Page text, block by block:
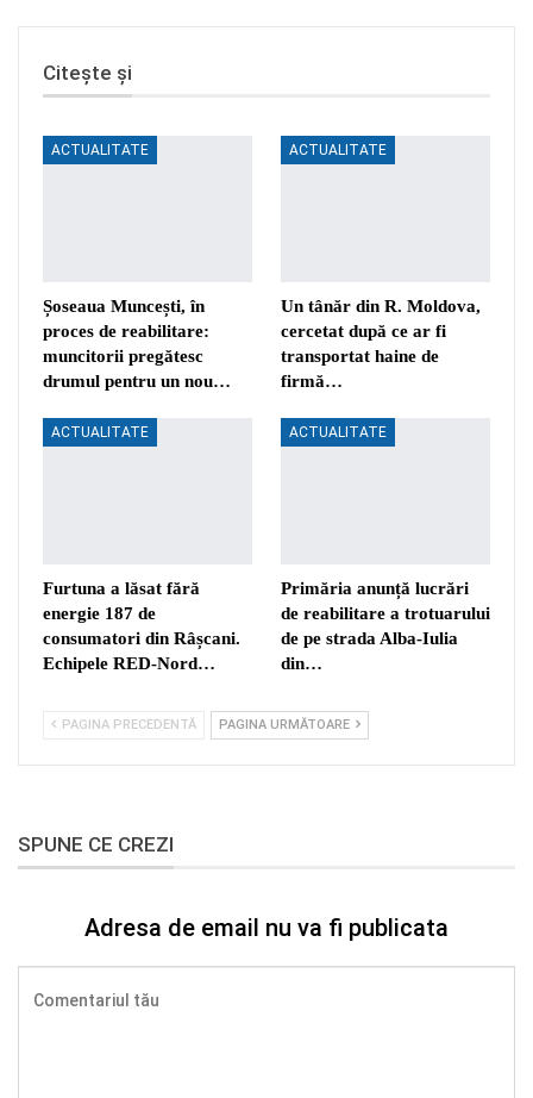
Citește și
ACTUALITATE
Șoseaua Muncești, în
proces de reabilitare:
muncitorii pregătesc
drumul pentru un nou…
ACTUALITATE
Un tânăr din R. Moldova,
cercetat după ce ar fi
transportat haine de
firmă…
ACTUALITATE
Furtuna a lăsat fără
energie 187 de
consumatori din Râșcani.
Echipele RED-Nord…
ACTUALITATE
Primăria anunță lucrări
de reabilitare a trotuarului
de pe strada Alba-Iulia
din…
PAGINA PRECEDENTĂ PAGINA URMĂTOARE
SPUNE CE CREZI
Adresa de email nu va fi publicata